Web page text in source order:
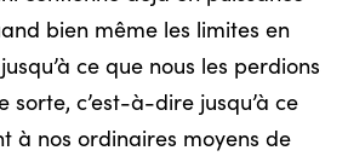
bien même les limites en
ce que nous les perdions
sorte, c’est-à-dire jusqu’à ce
à nos ordinaires moyens de